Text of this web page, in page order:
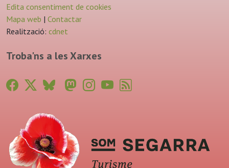
Edita consentiment de cookies
Mapa web | Contactar
Realització: cdnet
Troba'ns a les Xarxes